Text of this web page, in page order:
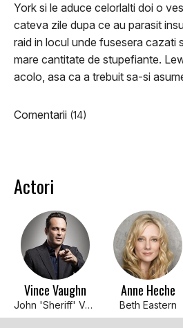
York si le aduce celorlalti doi o
cateva zile dupa ce au parasit
raid in locul unde fusesera cazati
mare cantitate de stupefiante.
acolo, asa ca a trebuit sa-si
Comentarii (14)
Actori
Vince Vaughn
John 'Sheriff' Volgecherev
Anne Heche
Beth Eastern